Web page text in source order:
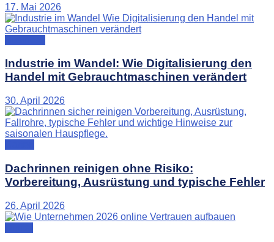
17. Mai 2026
Industrie im Wandel: Wie Digitalisierung den
Handel mit Gebrauchtmaschinen verändert
30. April 2026
Dachrinnen reinigen ohne Risiko:
Vorbereitung, Ausrüstung und typische Fehler
26. April 2026